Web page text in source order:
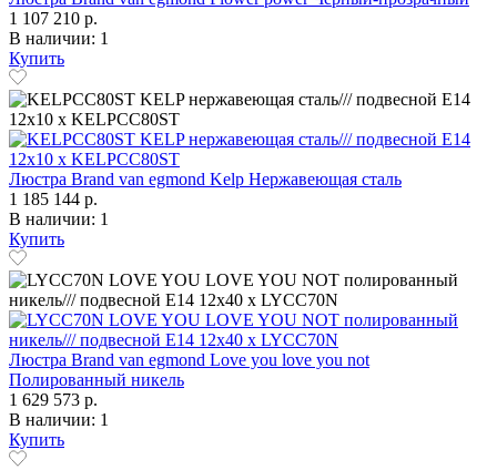
1 107 210 р.
В наличии: 1
Купить
Люстра Brand van egmond Kelp Нержавеющая сталь
1 185 144 р.
В наличии: 1
Купить
Люстра Brand van egmond Love you love you not
Полированный никель
1 629 573 р.
В наличии: 1
Купить